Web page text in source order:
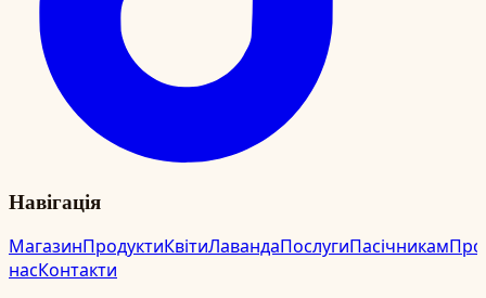
Навігація
МагазинПродуктиКвітиЛавандаПослугиПасічникамПро
насКонтакти